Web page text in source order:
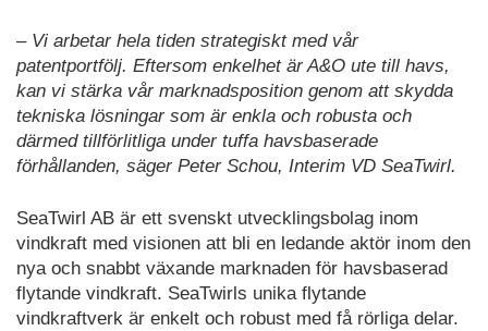
– Vi arbetar hela tiden strategiskt med vår
patentportfölj. Eftersom enkelhet är A&O ute till havs,
kan vi stärka vår marknadsposition genom att skydda
tekniska lösningar som är enkla och robusta och
därmed tillförlitliga under tuffa havsbaserade
förhållanden, säger Peter Schou, Interim VD SeaTwirl.
SeaTwirl AB är ett svenskt utvecklingsbolag inom
vindkraft med visionen att bli en ledande aktör inom den
nya och snabbt växande marknaden för havsbaserad
flytande vindkraft. SeaTwirls unika flytande
vindkraftverk är enkelt och robust med få rörliga delar.